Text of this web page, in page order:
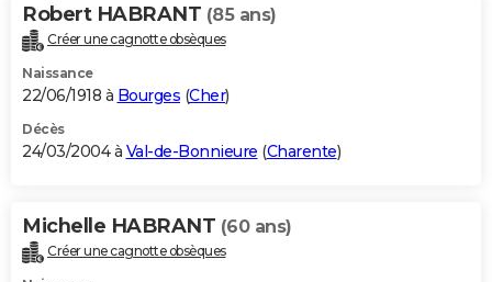
Robert HABRANT (85 ans)
Créer une cagnotte obsèques
Naissance
22/06/1918 à Bourges (Cher)
Décès
24/03/2004 à Val-de-Bonnieure (Charente)
Michelle HABRANT (60 ans)
Créer une cagnotte obsèques